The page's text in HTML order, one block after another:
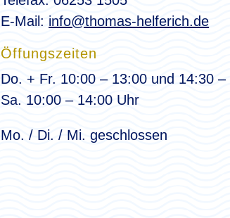
E-Mail: info@thomas-helferich.de
Öffungszeiten
Do. + Fr. 10:00 – 13:00 und 14:30 –
Sa. 10:00 – 14:00 Uhr
Mo. / Di. / Mi. geschlossen